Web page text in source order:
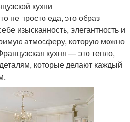
кухни
не просто еда, это образ
изысканность, элегантность и
атмосферу, которую можно
кухня — это тепло,
которые делают каждый